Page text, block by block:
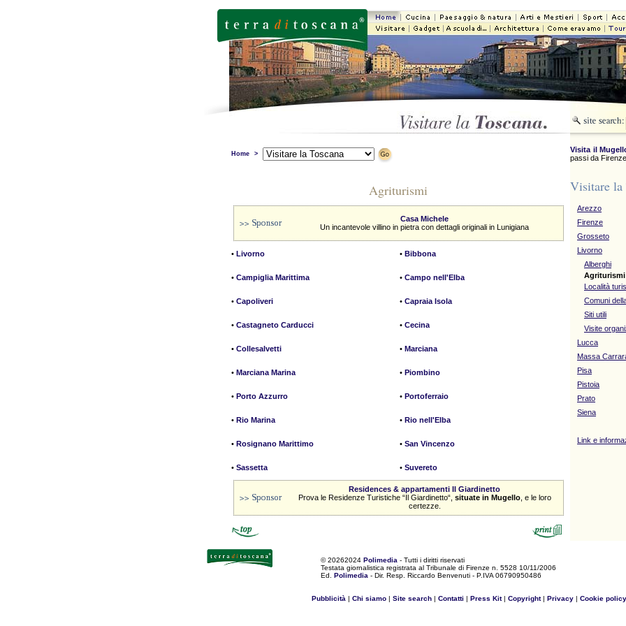
Home > Visita il
passi da
Visitare la
Arezzo
Firenze
Grosseto
Livorno
Alberghi
Agriturismi
Località
Comuni
Siti utili
Visite
Lucca
Massa
Pisa
Pistoia
Prato
Siena
Link e
Agriturismi
Casa Michele
Un incantevole villino in pietra con dettagli originali in Lunigiana
• Livorno • Bibbona
• Campiglia Marittima • Campo nell'Elba
• Capoliveri • Capraia Isola
• Castagneto Carducci • Cecina
• Collesalvetti • Marciana
• Marciana Marina • Piombino
• Porto Azzurro • Portoferraio
• Rio Marina • Rio nell'Elba
• Rosignano Marittimo • San Vincenzo
• Sassetta • Suvereto
Residences & appartamenti Il Giardinetto
Prova le Residenze Turistiche “Il Giardinetto“, situate in Mugello, e le loro
certezze.
©20262024 Polimedia - Tutti i diritti riservati
Testata giornalistica registrata al Tribunale di Firenze n. 5528 10/11/2006
Ed. Polimedia - Dir. Resp. Riccardo Benvenuti - P.IVA 06790950486
Pubblicità | Chi siamo | Site search | Contatti | Press Kit| Copyright| Privacy | Cookie policy